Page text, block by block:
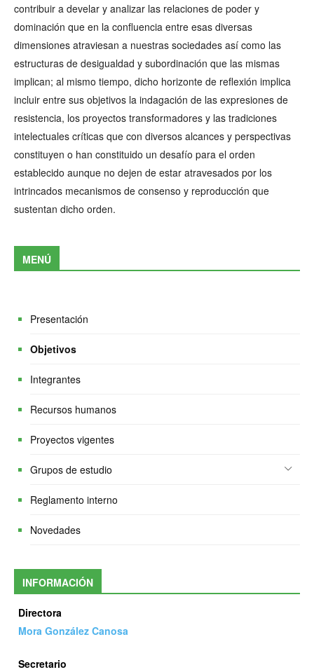
contribuir a develar y analizar las relaciones de poder y
dominación que en la confluencia entre esas diversas
dimensiones atraviesan a nuestras sociedades así como las
estructuras de desigualdad y subordinación que las mismas
implican; al mismo tiempo, dicho horizonte de reflexión implica
incluir entre sus objetivos la indagación de las expresiones de
resistencia, los proyectos transformadores y las tradiciones
intelectuales críticas que con diversos alcances y perspectivas
constituyen o han constituido un desafío para el orden
establecido aunque no dejen de estar atravesados por los
intrincados mecanismos de consenso y reproducción que
sustentan dicho orden.
MENÚ
Presentación
Objetivos
Integrantes
Recursos humanos
Proyectos vigentes
Grupos de estudio
Reglamento interno
Novedades
INFORMACIÓN
Directora
Mora González Canosa
Secretario